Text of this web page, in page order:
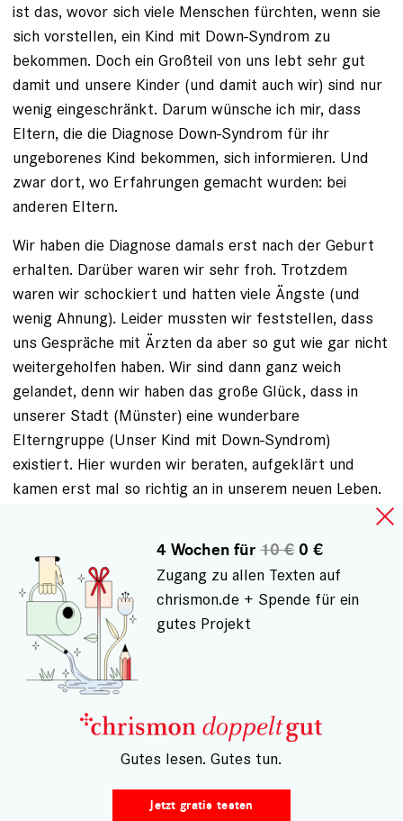
ist das, wovor sich viele Menschen fürchten, wenn sie
sich vorstellen, ein Kind mit Down-Syndrom zu
bekommen. Doch ein Großteil von uns lebt sehr gut
damit und unsere Kinder (und damit auch wir) sind nur
wenig eingeschränkt. Darum wünsche ich mir, dass
Eltern, die die Diagnose Down-Syndrom für ihr
ungeborenes Kind bekommen, sich informieren. Und
zwar dort, wo Erfahrungen gemacht wurden: bei
anderen Eltern.
Wir haben die Diagnose damals erst nach der Geburt
erhalten. Darüber waren wir sehr froh. Trotzdem
waren wir schockiert und hatten viele Ängste (und
wenig Ahnung). Leider mussten wir feststellen, dass
uns Gespräche mit Ärzten da aber so gut wie gar nicht
weitergeholfen haben. Wir sind dann ganz weich
gelandet, denn wir haben das große Glück, dass in
unserer Stadt (Münster) eine wunderbare
Elterngruppe (Unser Kind mit Down-Syndrom)
existiert. Hier wurden wir beraten, aufgeklärt und
kamen erst mal so richtig an in unserem neuen Leben.
wirklich weitergeholfen. Gleichzeitig konnten wir schon
erleben, dass wir nicht allein sind damit. Dass da
andere sind und wir mit offenen Armen empfangen
werden.
Es wäre schön, wenn Sie meinen Blogbeitrag
aufgreifen und weiterverbreiten oder einfach auch
über das Leben mit dem Down-Syndrom berichten
könnten. Für viele ist es ein Schreckgespenst, das sie
möglichst weit von sich weisen möchten. Für uns ist es
unser normales Leben und trotz aller Angst und allem
4 Wochen für10 €0 €
Zugang zu allen Texten auf
chrismon.de + Spende für ein
gutes Projekt
– Gutes lesen. Gutes tun.
Jetzt gratis testen